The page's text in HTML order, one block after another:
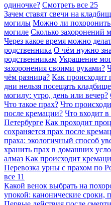
одиночке? Смотреть все 25
Зачем ставят свечи на
могилы Можно ли
могиле Сколько захоронений
Через какое время можно
родственника О чём нужно
родственникам Украшение
захоронения своими руками?
чём разница? Как происходит
дни нельзя посещать кладбище
могилу: утро, день или вечер?
Что такое прах? Что
после кремации? Что входит
Петербурге Как проходит
сохраняется прах после
праха: экологичный способ
хранить прах в домашних
алмаз Как происходит
Перевозка урны с прахом по
все 11
Какой венок выбрать на
упокой: канонические сроки,